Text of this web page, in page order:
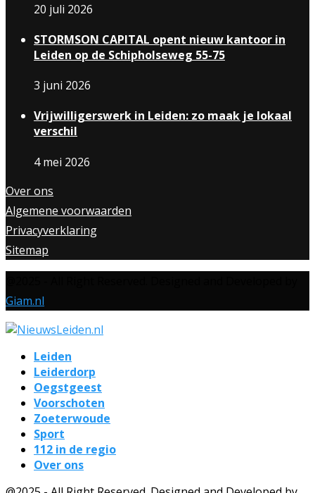
20 juli 2026
STORMSON CAPITAL opent nieuw kantoor in
Leiden op de Schipholseweg 55-75
3 juni 2026
Vrijwilligerswerk in Leiden: zo maak je lokaal
verschil
4 mei 2026
Over ons
Algemene voorwaarden
Privacyverklaring
Sitemap
Giam.nl
Leiden
Leiderdorp
Oegstgeest
Voorschoten
Zoeterwoude
Sport
112 in de regio
Over ons